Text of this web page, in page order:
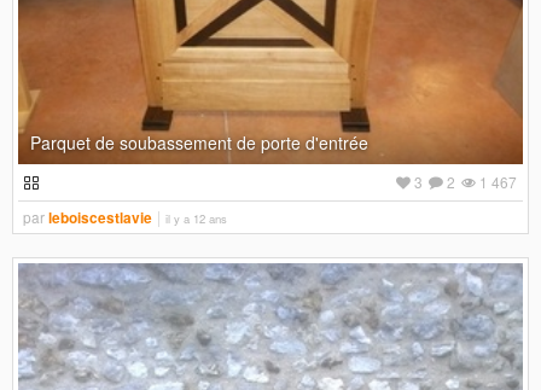
Parquet de soubassement de porte d'entrée
1 467
2
3
parleboiscestlavie il y a 12 ans